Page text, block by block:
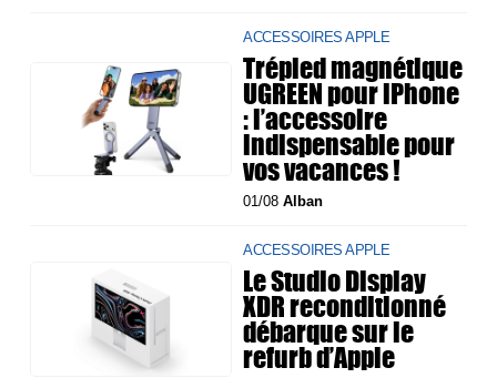
ACCESSOIRES APPLE
Trépied magnétique
UGREEN pour iPhone
: l’accessoire
indispensable pour
vos vacances !
01/08Alban
ACCESSOIRES APPLE
Le Studio Display
XDR reconditionné
débarque sur le
refurb d’Apple